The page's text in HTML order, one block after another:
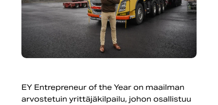
EY Entrepreneur of the Year on maailman
arvostetuin yrittäjäkilpailu, johon osallistuu